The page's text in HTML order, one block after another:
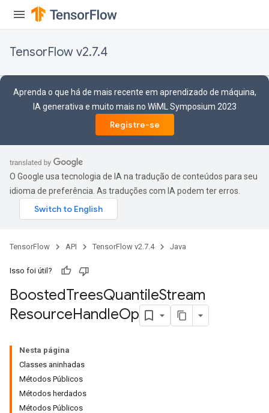
TensorFlow v2.7.4
Aprenda o que há de mais recente em aprendizado de máquina,
IA generativa e muito mais no WiML Symposium 2023
Registre-se
O Google usa tecnologia de IA na tradução de conteúdos para seu
idioma de preferência. As traduções com IA podem ter erros.
TensorFlow API TensorFlow v2.7.4 Java
Isso foi útil?
BoostedTreesQuantileStream
ResourceHandleOp
Nesta página
Classes aninhadas
Métodos Públicos
Métodos herdados
Métodos Públicos